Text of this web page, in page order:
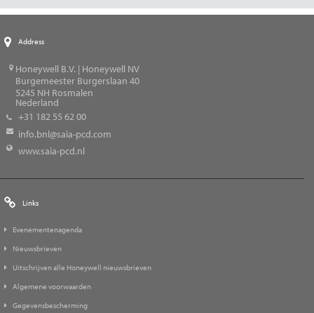
Address
Honeywell B.V. | Honeywell NV
Burgemeester Burgerslaan 40
5245 NH Rosmalen
Nederland
+31 182 55 62 00
info.bnl@saia-pcd.com
www.saia-pcd.nl
Links
Evenementenagenda
Nieuwsbrieven
Uitschrijven alle Honeywell nieuwsbrieven
Algemene voorwaarden
Gegevensbescherming